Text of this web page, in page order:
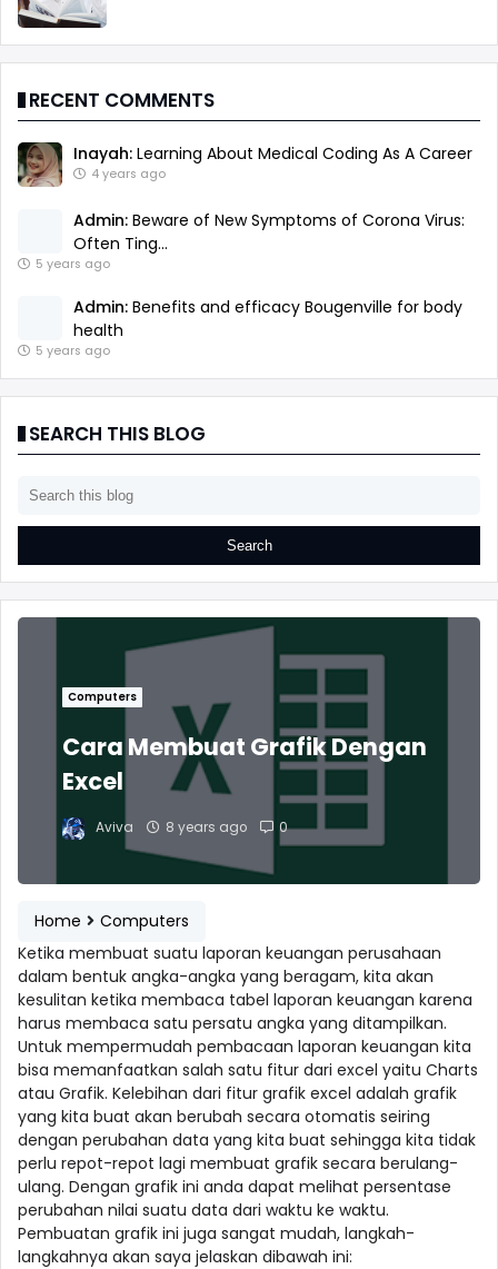
RECENT COMMENTS
Inayah: Learning About Medical Coding As A Career
4 years ago
Admin: Beware of New Symptoms of Corona Virus:
Often Ting...
5 years ago
Admin: Benefits and efficacy Bougenville for body
health
5 years ago
SEARCH THIS BLOG
Computers
Cara Membuat Grafik Dengan
Excel
Aviva 8 years ago 0
Home
Computers
Ketika membuat suatu laporan keuangan perusahaan
dalam bentuk angka-angka yang beragam, kita akan
kesulitan ketika membaca tabel laporan keuangan karena
harus membaca satu persatu angka yang ditampilkan.
Untuk mempermudah pembacaan laporan keuangan kita
bisa memanfaatkan salah satu fitur dari excel yaitu Charts
atau Grafik. Kelebihan dari fitur grafik excel adalah grafik
yang kita buat akan berubah secara otomatis seiring
dengan perubahan data yang kita buat sehingga kita tidak
perlu repot-repot lagi membuat grafik secara berulang-
ulang. Dengan grafik ini anda dapat melihat persentase
perubahan nilai suatu data dari waktu ke waktu.
Pembuatan grafik ini juga sangat mudah, langkah-
langkahnya akan saya jelaskan dibawah ini: